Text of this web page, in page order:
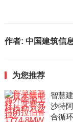
作者: 中国建筑信
为您推荐
智慧
沙特
合循